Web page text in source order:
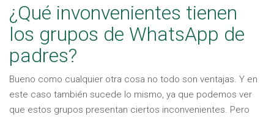
¿Qué invonvenientes tienen
los grupos de WhatsApp de
padres?
Bueno como cualquier otra cosa no todo son ventajas. Y en
este caso también sucede lo mismo, ya que podemos ver
que estos grupos presentan ciertos inconvenientes. Pero